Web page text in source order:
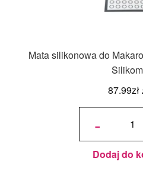
Mata silikonowa do
87.99zł
-
ilość Mata
Makaroników
59,5x 39,5
cm -
Silikomart
Dodaj do